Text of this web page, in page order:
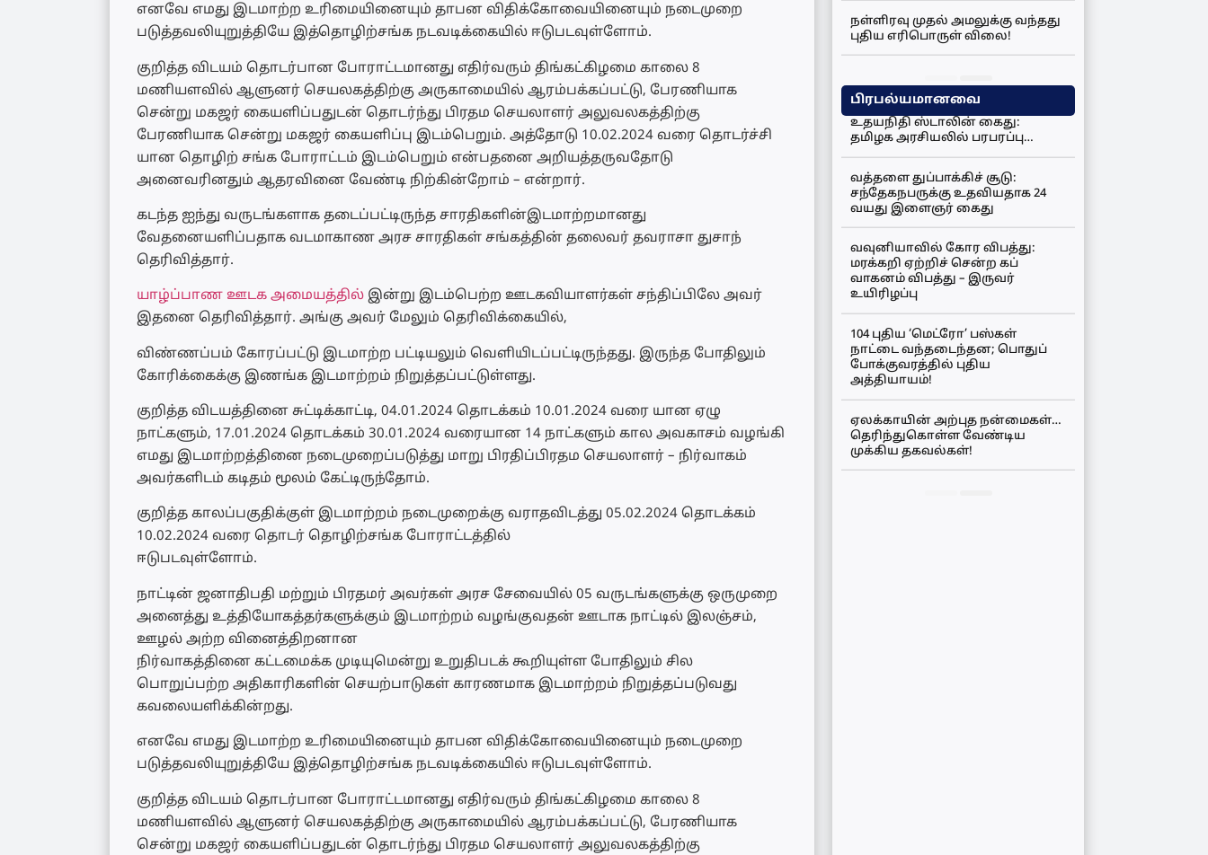
எனவே எமது இடமாற்ற உரிமையினையும் தாபன விதிக்கோவையினையும் நடைமுறை
படுத்தவலியுறுத்தியே இத்தொழிற்சங்க நடவடிக்கையில் ஈடுபடவுள்ளோம்.
குறித்த விடயம் தொடர்பான போராட்டமானது எதிர்வரும் திங்கட்கிழமை காலை 8
மணியளவில் ஆளுனர் செயலகத்திற்கு அருகாமையில் ஆரம்பக்கப்பட்டு, பேரணியாக
சென்று மகஜர் கையளிப்பதுடன் தொடர்ந்து பிரதம செயலாளர் அலுவலகத்திற்கு
பேரணியாக சென்று மகஜர் கையளிப்பு இடம்பெறும். அத்தோடு 10.02.2024 வரை தொடர்ச்சி
யான தொழிற் சங்க போராட்டம் இடம்பெறும் என்பதனை அறியத்தருவதோடு
அனைவரினதும் ஆதரவினை வேண்டி நிற்கின்றோம் – என்றார்.
கடந்த ஐந்து வருடங்களாக தடைப்பட்டிருந்த சாரதிகளின்இடமாற்றமானது
வேதனையளிப்பதாக வடமாகாண அரச சாரதிகள் சங்கத்தின் தலைவர் தவராசா துசாந்
தெரிவித்தார்.
யாழ்ப்பாண ஊடக அமையத்தில் இன்று இடம்பெற்ற ஊடகவியாளர்கள் சந்திப்பிலே அவர்
இதனை தெரிவித்தார். அங்கு அவர் மேலும் தெரிவிக்கையில்,
விண்ணப்பம் கோரப்பட்டு இடமாற்ற பட்டியலும் வெளியிடப்பட்டிருந்தது. இருந்த போதிலும்
கோரிக்கைக்கு இணங்க இடமாற்றம் நிறுத்தப்பட்டுள்ளது.
குறித்த விடயத்தினை சுட்டிக்காட்டி, 04.01.2024 தொடக்கம் 10.01.2024 வரை யான ஏழு
நாட்களும், 17.01.2024 தொடக்கம் 30.01.2024 வரையான 14 நாட்களும் கால அவகாசம் வழங்கி
எமது இடமாற்றத்தினை நடைமுறைப்படுத்து மாறு பிரதிப்பிரதம செயலாளர் – நிர்வாகம்
அவர்களிடம் கடிதம் மூலம் கேட்டிருந்தோம்.
குறித்த காலப்பகுதிக்குள் இடமாற்றம் நடைமுறைக்கு வராதவிடத்து 05.02.2024 தொடக்கம்
10.02.2024 வரை தொடர் தொழிற்சங்க போராட்டத்தில்
ஈடுபடவுள்ளோம்.
நாட்டின் ஜனாதிபதி மற்றும் பிரதமர் அவர்கள் அரச சேவையில் 05 வருடங்களுக்கு ஒருமுறை
அனைத்து உத்தியோகத்தர்களுக்கும் இடமாற்றம் வழங்குவதன் ஊடாக நாட்டில் இலஞ்சம்,
ஊழல் அற்ற வினைத்திறனான
நிர்வாகத்தினை கட்டமைக்க முடியுமென்று உறுதிபடக் கூறியுள்ள போதிலும் சில
பொறுப்பற்ற அதிகாரிகளின் செயற்பாடுகள் காரணமாக இடமாற்றம் நிறுத்தப்படுவது
கவலையளிக்கின்றது.
எனவே எமது இடமாற்ற உரிமையினையும் தாபன விதிக்கோவையினையும் நடைமுறை
படுத்தவலியுறுத்தியே இத்தொழிற்சங்க நடவடிக்கையில் ஈடுபடவுள்ளோம்.
குறித்த விடயம் தொடர்பான போராட்டமானது எதிர்வரும் திங்கட்கிழமை காலை 8
மணியளவில் ஆளுனர் செயலகத்திற்கு அருகாமையில் ஆரம்பக்கப்பட்டு, பேரணியாக
சென்று மகஜர் கையளிப்பதுடன் தொடர்ந்து பிரதம செயலாளர் அலுவலகத்திற்கு
நள்ளிரவு முதல் அமலுக்கு வந்தது
புதிய எரிபொருள் விலை!
பிரபல்யமானவை
உதயநிதி ஸ்டாலின் கைது:
தமிழக அரசியலில் பரபரப்பு…
வத்தளை துப்பாக்கிச் சூடு:
சந்தேகநபருக்கு உதவியதாக 24
வயது இளைஞர் கைது
வவுனியாவில் கோர விபத்து:
மரக்கறி ஏற்றிச் சென்ற கப்
வாகனம் விபத்து – இருவர்
உயிரிழப்பு
104 புதிய ‘மெட்ரோ’ பஸ்கள்
நாட்டை வந்தடைந்தன; பொதுப்
போக்குவரத்தில் புதிய
அத்தியாயம்!
ஏலக்காயின் அற்புத நன்மைகள்…
தெரிந்துகொள்ள வேண்டிய
முக்கிய தகவல்கள்!